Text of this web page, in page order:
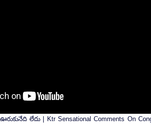
లేదు | Ktr Sensational Comments On